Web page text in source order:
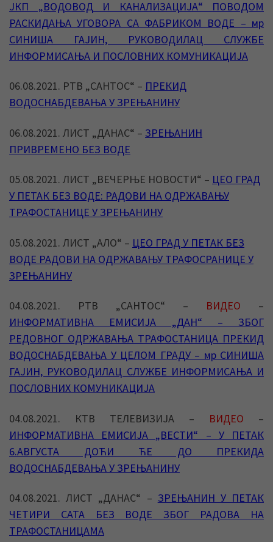
ЈКП „ВОДОВОД И КАНАЛИЗАЦИЈА“ ПОВОДОМ
РАСКИДАЊА УГОВОРА СА ФАБРИКОМ ВОДЕ – мр
СИНИША ГАЈИН, РУКОВОДИЛАЦ СЛУЖБЕ
ИНФОРМИСАЊА И ПОСЛОВНИХ КОМУНИКАЦИЈА
06.08.2021. РТВ „САНТОС“ – ПРЕКИД
ВОДОСНАБДЕВАЊА У ЗРЕЊАНИНУ
06.08.2021. ЛИСТ „ДАНАС“ – ЗРЕЊАНИН
ПРИВРЕМЕНО БЕЗ ВОДЕ
05.08.2021. ЛИСТ „ВЕЧЕРЊЕ НОВОСТИ“ – ЦЕО ГРАД
У ПЕТАК БЕЗ ВОДЕ: РАДОВИ НА ОДРЖАВАЊУ
ТРАФОСТАНИЦЕ У ЗРЕЊАНИНУ
05.08.2021. ЛИСТ „АЛО“ – ЦЕО ГРАД У ПЕТАК БЕЗ
ВОДЕ РАДОВИ НА ОДРЖАВАЊУ ТРАФОСРАНИЦЕ У
ЗРЕЊАНИНУ
04.08.2021. РТВ „САНТОС“ – ВИДЕО –
ИНФОРМАТИВНА ЕМИСИЈА „ДАН“ – ЗБОГ
РЕДОВНОГ ОДРЖАВАЊА ТРАФОСТАНИЦА ПРЕКИД
ВОДОСНАБДЕВАЊА У ЦЕЛОМ ГРАДУ – мр СИНИША
ГАЈИН, РУКОВОДИЛАЦ СЛУЖБЕ ИНФОРМИСАЊА И
ПОСЛОВНИХ КОМУНИКАЦИЈА
04.08.2021. КТВ ТЕЛЕВИЗИЈА – ВИДЕО –
ИНФОРМАТИВНА ЕМИСИЈА „ВЕСТИ“ – У ПЕТАК
6.АВГУСТА ДОЋИ ЋЕ ДО ПРЕКИДА
ВОДОСНАБДЕВАЊА У ЗРЕЊАНИНУ
04.08.2021. ЛИСТ „ДАНАС“ – ЗРЕЊАНИН У ПЕТАК
ЧЕТИРИ САТА БЕЗ ВОДЕ ЗБОГ РАДОВА НА
ТРАФОСТАНИЦАМА